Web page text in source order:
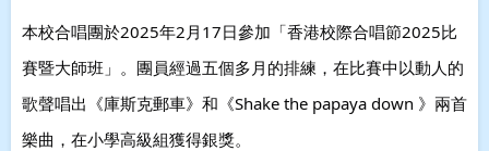
本校合唱團於2025年2月17日參加「香港校際合唱節2025比
賽暨大師班」。團員經過五個多月的排練，在比賽中以動人的
歌聲唱出《庫斯克郵車》和《Shake the papaya down 》兩首
樂曲，在小學高級組獲得銀獎。